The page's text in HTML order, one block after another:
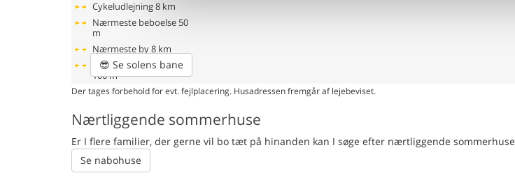
Cykeludlejning8 km
Nærmeste beboelse 50
m
Nærmeste by8 km
Nærmeste restaurant
100 m
😎 Se solens bane
Der tages forbehold for evt. fejlplacering. Husadressen fremgår af lejebeviset.
Nærtliggende sommerhuse
Er I flere familier, der gerne vil bo tæt på hinanden kan I søge efter nærtliggende sommerhuse
Se nabohuse